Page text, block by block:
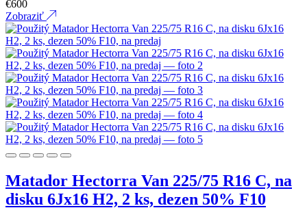
€600
Zobraziť
Matador Hectorra Van 225/75 R16 C, na
disku 6Jx16 H2, 2 ks, dezen 50% F10